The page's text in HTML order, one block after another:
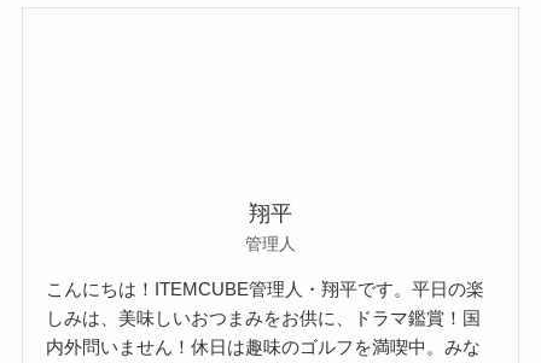
翔平
管理人
こんにちは！ITEMCUBE管理人・翔平です。平日の楽
しみは、美味しいおつまみをお供に、ドラマ鑑賞！国
内外問いません！休日は趣味のゴルフを満喫中。みな